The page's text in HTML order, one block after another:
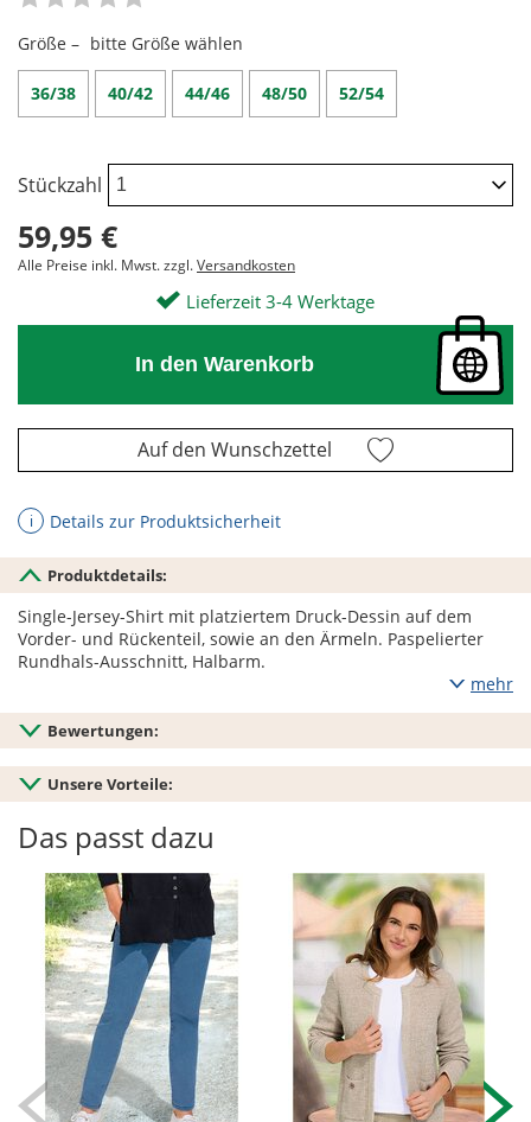
Größe – bitte Größe wählen
36/38 40/42 44/46 48/50 52/54
Stückzahl
59,95 €
Alle Preise inkl. Mwst. zzgl.Versandkosten
Lieferzeit 3-4 Werktage
In den Warenkorb
Auf den Wunschzettel
ℹ Details zur Produktsicherheit
Produktdetails:
Single-Jersey-Shirt mit platziertem Druck-Dessin auf dem
Vorder- und Rückenteil, sowie an den Ärmeln. Paspelierter
Rundhals-Ausschnitt, Halbarm.
mehr
Bewertungen:
Unsere Vorteile:
Das passt dazu